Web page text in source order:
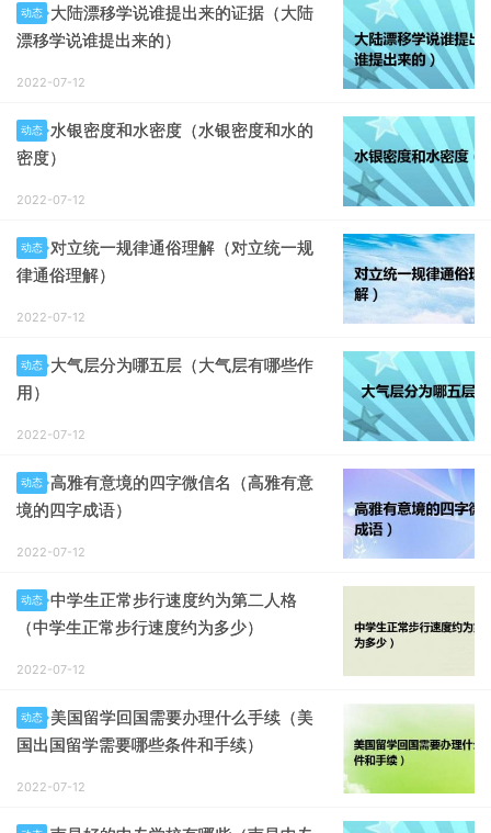
动态
大陆漂移学说谁提出来的证据（大陆
漂移学说谁提出来的）
2022-07-12
动态
水银密度和水密度（水银密度和水的
密度）
2022-07-12
动态
对立统一规律通俗理解（对立统一规
律通俗理解）
2022-07-12
动态
大气层分为哪五层（大气层有哪些作
用）
2022-07-12
动态 高雅有意境的四字微信名（高雅有意
境的四字成语）
2022-07-12
动态 中学生正常步行速度约为第二人格
（中学生正常步行速度约为多少）
2022-07-12
动态 美国留学回国需要办理什么手续（美
国出国留学需要哪些条件和手续）
2022-07-12